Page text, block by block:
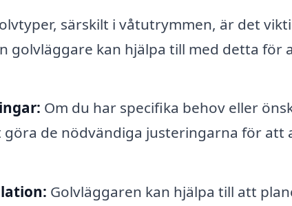
särskilt i våtutrymmen, är det
golvläggare kan hjälpa till med detta för
Om du har specifika behov eller
de nödvändiga justeringarna för att
Golvläggaren kan hjälpa till att